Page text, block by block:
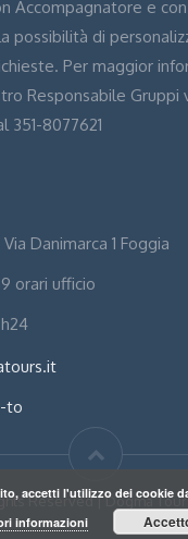
Accompagnatore e
possibilità di
Per maggior
Responsabile Gruppi
8077621
Danimarca 1 Foggia
orari ufficio
to
Reserved | Dogma
accetti l'utilizzo dei cookie
informazioni